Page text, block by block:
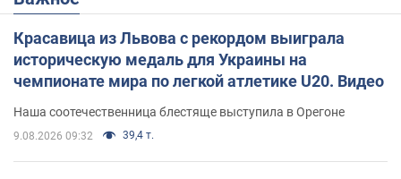
Красавица из Львова с рекордом выиграла
историческую медаль для Украины на
чемпионате мира по легкой атлетике U20. Видео
Наша соотечественница блестяще выступила в Орегоне
9.08.2026 09:32 39,4 т.